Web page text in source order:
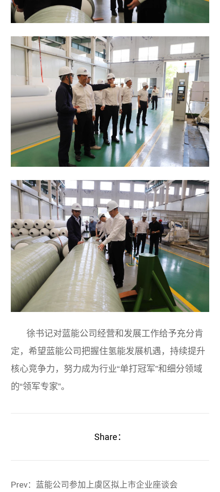
徐书记对蓝能公司经营和发展工作给予充分肯
定，希望蓝能公司把握住氢能发展机遇，持续提升
核心竞争力，努力成为行业“单打冠军”和细分领域
的“领军专家”。
Share：
Prev：蓝能公司参加上虞区拟上市企业座谈会